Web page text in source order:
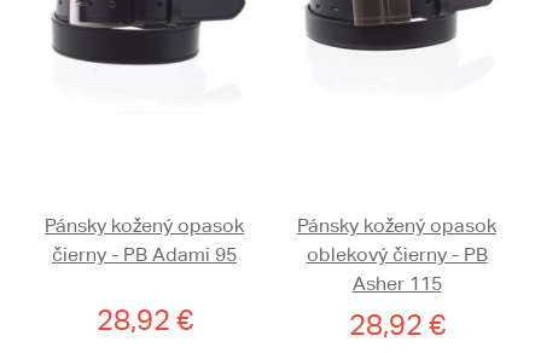
Pánsky kožený opasok
čierny - PB Adami 95
28,92 €
Pánsky kožený opasok
oblekový čierny - PB
Asher 115
28,92 €